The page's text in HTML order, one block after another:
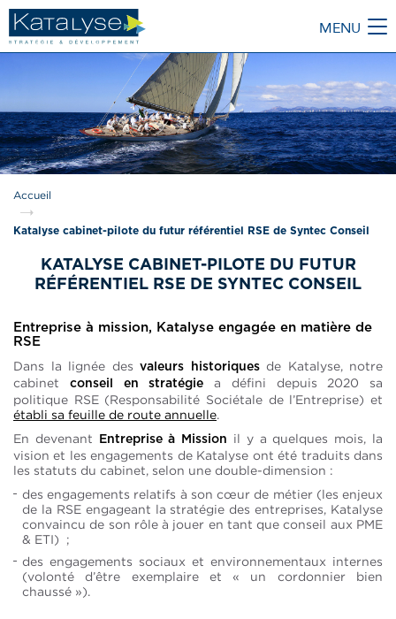
MENU
Accueil
Katalyse cabinet-pilote du futur référentiel RSE de Syntec Conseil
KATALYSE CABINET-PILOTE DU FUTUR
RÉFÉRENTIEL RSE DE SYNTEC CONSEIL
Entreprise à mission, Katalyse engagée en matière de
RSE
Dans la lignée des valeurs historiquesde Katalyse, notre
cabinet conseil en stratégie a défini depuis 2020 sa
politique RSE (Responsabilité Sociétale de l’Entreprise) et
établi sa feuille de route annuelle.
En devenant
Entreprise à Mission
il y a quelques mois, la
vision et les engagements de Katalyse ont été traduits dans
les statuts du cabinet, selon une double-dimension :
des engagements relatifs à son cœur de métier (les enjeux
de la RSE engageant la stratégie des entreprises, Katalyse
convaincu de son rôle à jouer en tant que conseil aux PME
& ETI) ;
des engagements sociaux et environnementaux internes
(volonté d’être exemplaire et « un cordonnier bien
chaussé »).